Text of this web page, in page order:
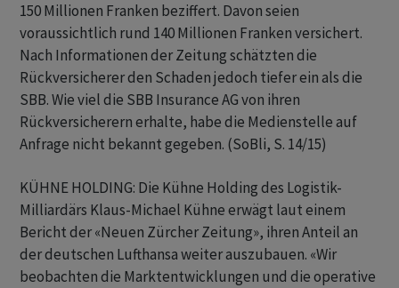
150 Millionen Franken beziffert. Davon seien
voraussichtlich rund 140 Millionen Franken versichert.
Nach Informationen der Zeitung schätzten die
Rückversicherer den Schaden jedoch tiefer ein als die
SBB. Wie viel die SBB Insurance AG von ihren
Rückversicherern erhalte, habe die Medienstelle auf
Anfrage nicht bekannt gegeben. (SoBli, S. 14/15)
KÜHNE HOLDING: Die Kühne Holding des Logistik-
Milliardärs Klaus-Michael Kühne erwägt laut einem
Bericht der «Neuen Zürcher Zeitung», ihren Anteil an
der deutschen Lufthansa weiter auszubauen. «Wir
beobachten die Marktentwicklungen und die operative